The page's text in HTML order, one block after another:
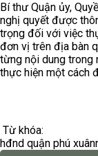
Bí thư Quận ủy,
nghị quyết được
trọng đối với việc
đơn vị trên địa bàn
từng nội dung trong
thực hiện một cách
Từ khóa:
hđnd quận phú xuân